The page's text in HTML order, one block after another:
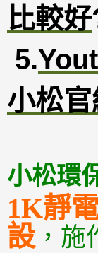
比較好
5.
小松官
小松環
1K靜
設 ， 施